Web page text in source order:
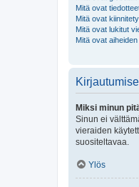
Mitä ovat
Mitä ovat
Mitä ovat lukitut
Mitä ovat
Miksi minun
Sinun ei
vieraiden
suositeltavaa.
Ylös